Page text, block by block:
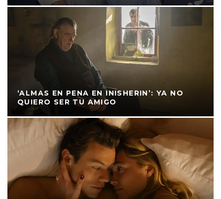
‘ALMAS EN PENA EN INISHERIN’: YA NO
QUIERO SER TU AMIGO